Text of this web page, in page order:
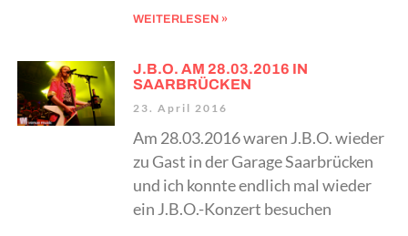
WEITERLESEN »
J.B.O. AM 28.03.2016 IN
SAARBRÜCKEN
23. April 2016
Am 28.03.2016 waren J.B.O. wieder
zu Gast in der Garage Saarbrücken
und ich konnte endlich mal wieder
ein J.B.O.-Konzert besuchen